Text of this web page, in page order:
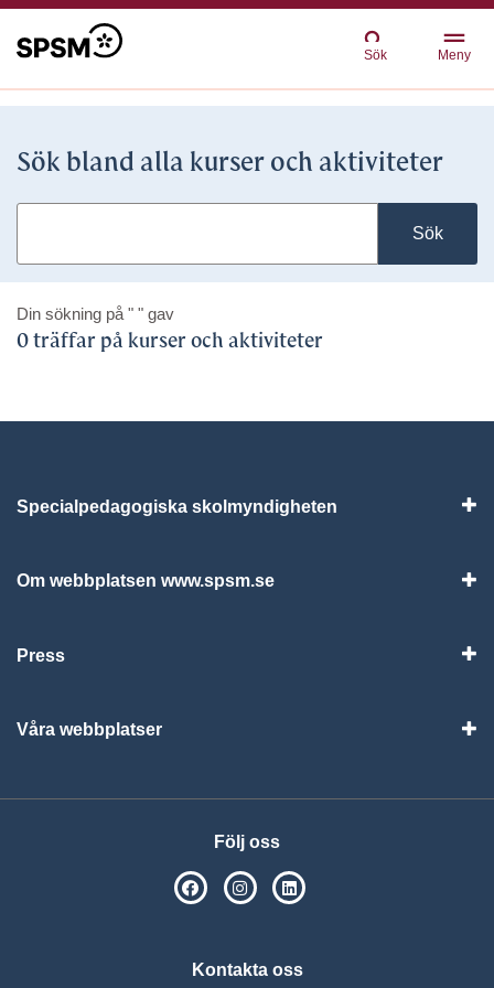
Sök Meny
Sök bland alla kurser och aktiviteter
Sök
Din sökning på " " gav
0 träffar på kurser och aktiviteter
Specialpedagogiska skolmyndigheten
Om webbplatsen www.spsm.se
Press
Våra webbplatser
Följ oss
SPSM på Facebook
SPSM på Instagram
Kontakta oss